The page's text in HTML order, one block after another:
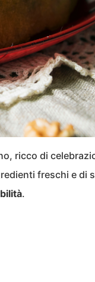
ricco di
freschi e di
.